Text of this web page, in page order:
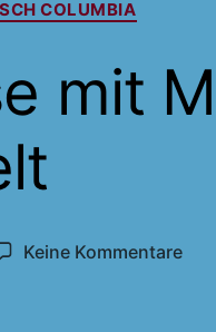
COLUMBIA
mit
Keine Kommentarezu